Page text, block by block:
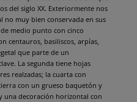
del siglo XX. Exteriormente nos
no muy bien conservada en sus
medio punto con cinco
centauros, basiliscos, arpías,
que parte de un
La segunda tiene hojas
realzadas; la cuarta con
con un grueso baquetón y
una decoración horizontal con